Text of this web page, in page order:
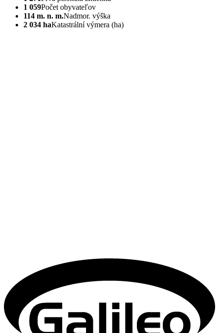
1 059Počet obyvateľov
114 m. n. m.Nadmor. výška
2 034 haKatastrální výmera (ha)